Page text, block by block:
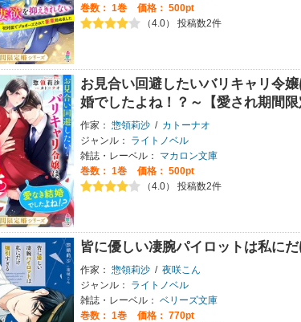
巻数： 1巻
価格： 500pt
（4.0） 投稿数2件
お見合い回避したいバリキャリ令
婚でしたよね！？～【愛され期間限
作家： 惣領莉沙 / カトーナオ
ジャンル：
ライトノベル
雑誌・レーベル：
マカロン文庫
巻数： 1巻
価格： 500pt
（4.0） 投稿数2件
皆に優しい凄腕パイロットは私にだ
作家： 惣領莉沙 / 夜咲こん
ジャンル：
ライトノベル
雑誌・レーベル： ベリーズ文庫
巻数： 1巻
価格： 770pt